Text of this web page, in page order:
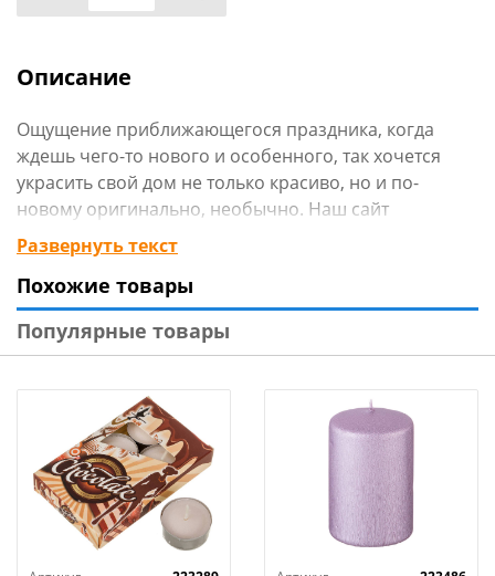
Описание
Ощущение приближающегося праздника, когда
ждешь чего-то нового и особенного, так хочется
украсить свой дом не только красиво, но и по-
новому оригинально, необычно. Наш сайт
www.rcvostok.ru может предложить огромный
выбор украшений для организации праздников:
небесные фонари и летящие желания,
банты, различные медали, фигуры, шары и
растяжки, а также свечи в торт по самым низким
нужно именно Вам.
Развернуть текст
Похожие товары
Популярные товары